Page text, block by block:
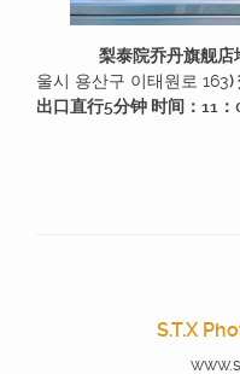
梨泰院乔丹旗舰店
울시 용산구 이태원로 163)
出口直行5分钟 时间：11
S.T.X